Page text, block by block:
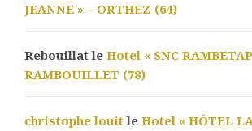
JEANNE » – ORTHEZ (64)
Rebouillat le Hotel « SNC
RAMBOUILLET (78)
christophe louitle Hotel « HÔTEL